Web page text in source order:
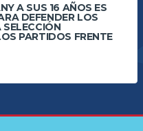
A SUS 16 AÑOS ES
DEFENDER LOS
PARTIDOS FRENTE